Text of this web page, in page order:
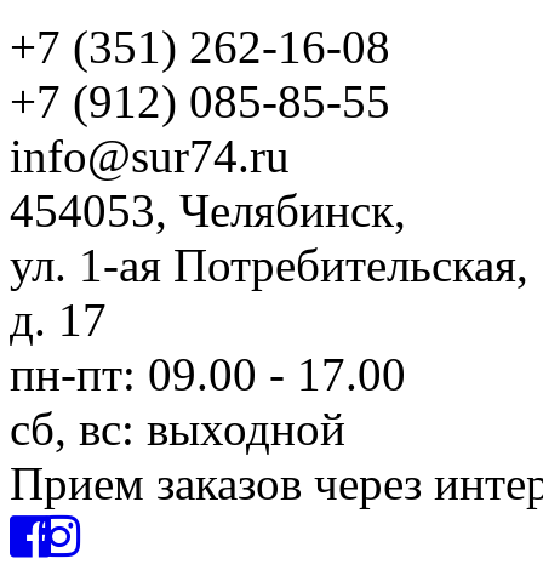
+7 (351) 262-16-08
+7 (912) 085-85-55
info@sur74.ru
454053, Челябинск,
ул. 1-ая Потребительская,
д. 17
пн-пт: 09.00 - 17.00
сб, вс: выходной
Прием заказов через